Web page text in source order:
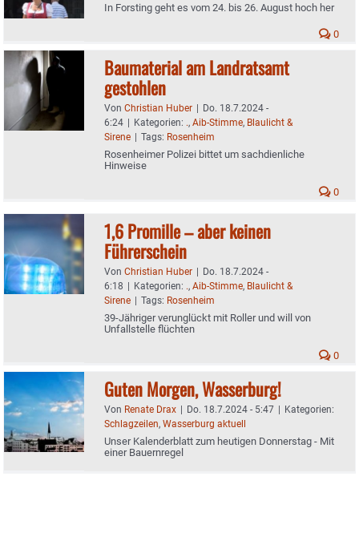
In Forsting geht es vom 24. bis 26. August hoch her
0
Baumaterial am Landratsamt
gestohlen
Von Christian Huber | Do. 18.7.2024 -
6:24 | Kategorien: ., Aib-Stimme, Blaulicht &
Sirene | Tags: Rosenheim
Rosenheimer Polizei bittet um sachdienliche
Hinweise
0
1,6 Promille – aber keinen
Führerschein
Von Christian Huber | Do. 18.7.2024 -
6:18 | Kategorien: ., Aib-Stimme, Blaulicht &
Sirene | Tags: Rosenheim
39-Jähriger verunglückt mit Roller und will von
Unfallstelle flüchten
0
Guten Morgen, Wasserburg!
Von Renate Drax | Do. 18.7.2024 - 5:47 | Kategorien:
Schlagzeilen, Wasserburg aktuell
Unser Kalenderblatt zum heutigen Donnerstag - Mit
einer Bauernregel